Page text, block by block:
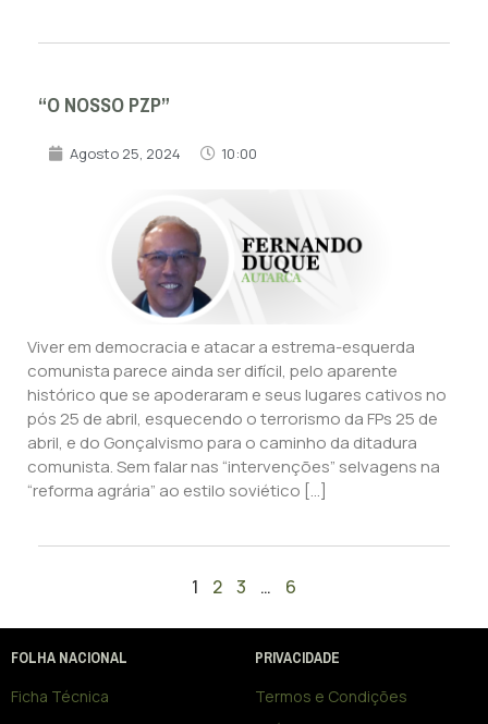
“O NOSSO PZP”
Agosto 25, 2024 10:00
Viver em democracia e atacar a estrema-esquerda
comunista parece ainda ser difícil, pelo aparente
histórico que se apoderaram e seus lugares cativos no
pós 25 de abril, esquecendo o terrorismo da FPs 25 de
abril, e do Gonçalvismo para o caminho da ditadura
comunista. Sem falar nas “intervenções” selvagens na
“reforma agrária” ao estilo soviético […]
1 2 3 … 6
FOLHA NACIONAL
Ficha Técnica
PRIVACIDADE
Termos e Condições